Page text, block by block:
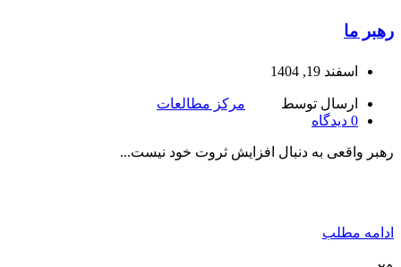
رهبر‌ ما
اسفند 19, 1404
ارسال توسط
مرکز مطالعات
0 دیدگاه
رهبر واقعی به دنبال افزایش ثروت خود نیست...
ادامه مطلب